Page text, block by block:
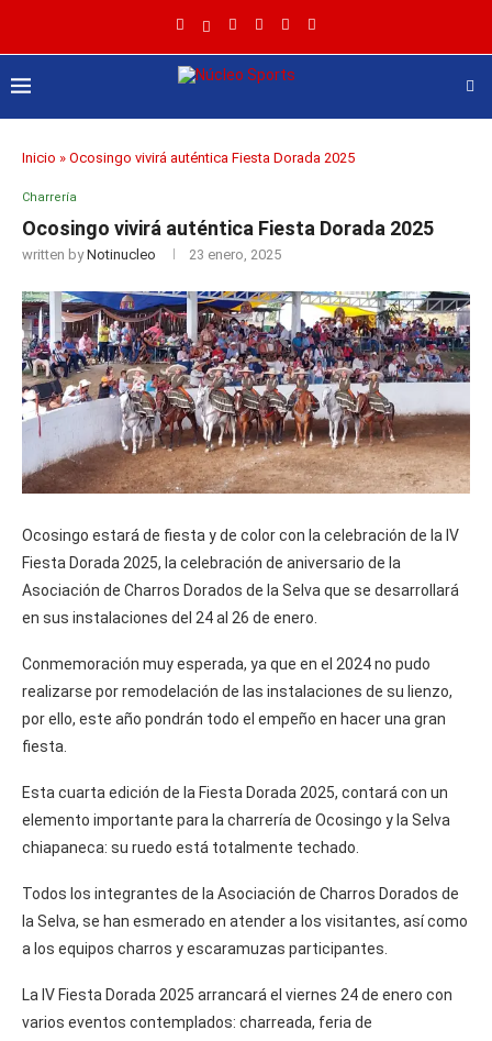
Inicio » Ocosingo vivirá auténtica Fiesta Dorada 2025
Charrería
Ocosingo vivirá auténtica Fiesta Dorada 2025
written byNotinucleo 23 enero, 2025
Ocosingo estará de fiesta y de color con la celebración de la IV
Fiesta Dorada 2025, la celebración de aniversario de la
Asociación de Charros Dorados de la Selva que se desarrollará
en sus instalaciones del 24 al 26 de enero.
Conmemoración muy esperada, ya que en el 2024 no pudo
realizarse por remodelación de las instalaciones de su lienzo,
por ello, este año pondrán todo el empeño en hacer una gran
fiesta.
Esta cuarta edición de la Fiesta Dorada 2025, contará con un
elemento importante para la charrería de Ocosingo y la Selva
chiapaneca: su ruedo está totalmente techado.
Todos los integrantes de la Asociación de Charros Dorados de
la Selva, se han esmerado en atender a los visitantes, así como
a los equipos charros y escaramuzas participantes.
La IV Fiesta Dorada 2025 arrancará el viernes 24 de enero con
varios eventos contemplados: charreada, feria de